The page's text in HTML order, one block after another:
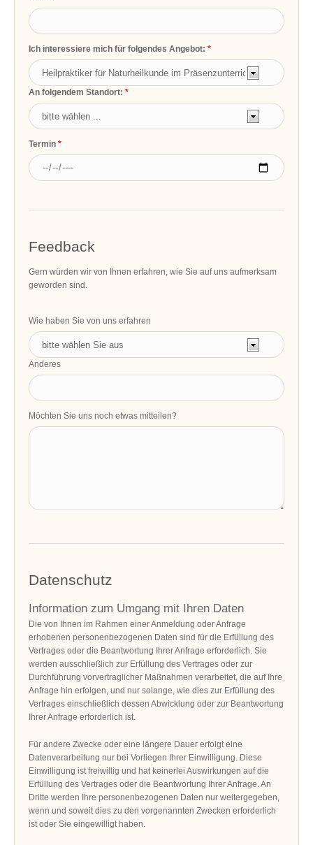
Ich interessiere mich für folgendes Angebot:
An folgendem Standort:
Termin
Feedback
Gern würden wir von Ihnen erfahren, wie Sie auf uns aufmerksam
geworden sind.
Wie haben Sie von uns erfahren
Anderes
Möchten Sie uns noch etwas mitteilen?
Datenschutz
Information zum Umgang mit Ihren Daten
Die von Ihnen im Rahmen einer Anmeldung oder Anfrage
erhobenen personenbezogenen Daten sind für die Erfüllung des
Vertrages oder die Beantwortung Ihrer Anfrage erforderlich. Sie
werden ausschließlich zur Erfüllung des Vertrages oder zur
Durchführung vorvertraglicher Maßnahmen verarbeitet, die auf Ihre
Anfrage hin erfolgen, und nur solange, wie dies zur Erfüllung des
Vertrages einschließlich dessen Abwicklung oder zur Beantwortung
Ihrer Anfrage erforderlich ist.
Für andere Zwecke oder eine längere Dauer erfolgt eine
Datenverarbeitung nur bei Vorliegen Ihrer Einwilligung. Diese
Einwilligung ist freiwillig und hat keinerlei Auswirkungen auf die
Erfüllung des Vertrages oder die Beantwortung Ihrer Anfrage. An
Dritte werden Ihre personenbezogenen Daten nur weitergegeben,
wenn und soweit dies zu den vorgenannten Zwecken erforderlich
ist oder Sie eingewilligt haben.